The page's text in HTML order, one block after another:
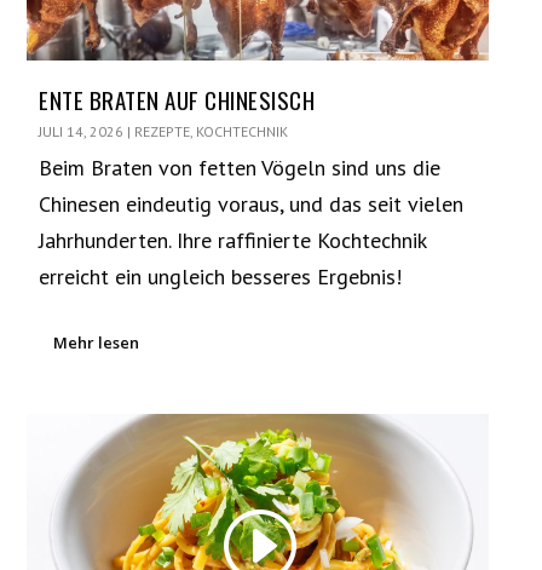
ENTE BRATEN AUF CHINESISCH
JULI 14, 2026 | REZEPTE KOCHTECHNIK
Beim Braten von fetten Vögeln sind uns die
Chinesen eindeutig voraus, und das seit vielen
Jahrhunderten. Ihre raffinierte Kochtechnik
erreicht ein ungleich besseres Ergebnis!
Mehr lesen